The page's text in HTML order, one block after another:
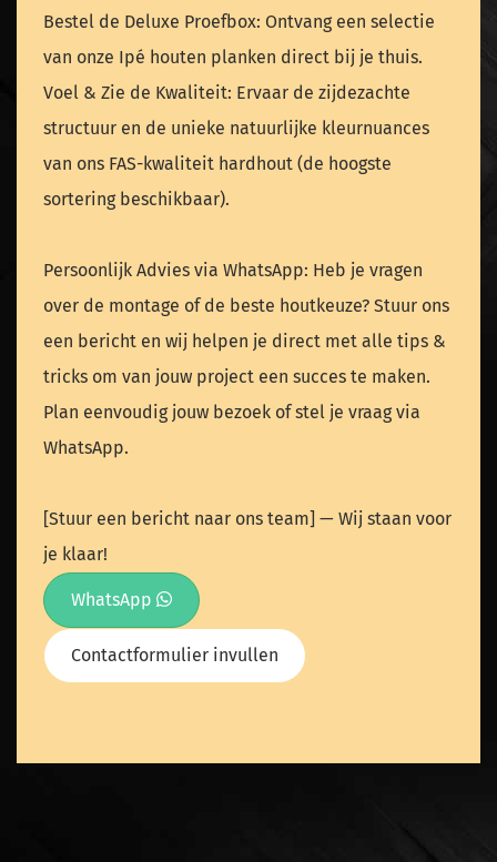
Bestel de Deluxe Proefbox: Ontvang een selectie
van onze Ipé houten planken direct bij je thuis.
Voel & Zie de Kwaliteit: Ervaar de zijdezachte
structuur en de unieke natuurlijke kleurnuances
van ons FAS-kwaliteit hardhout (de hoogste
sortering beschikbaar).
Persoonlijk Advies via WhatsApp: Heb je vragen
over de montage of de beste houtkeuze? Stuur ons
een bericht en wij helpen je direct met alle tips &
tricks om van jouw project een succes te maken.
Plan eenvoudig jouw bezoek of stel je vraag via
WhatsApp.
[Stuur een bericht naar ons team] — Wij staan voor
je klaar!
WhatsApp
Contactformulier invullen